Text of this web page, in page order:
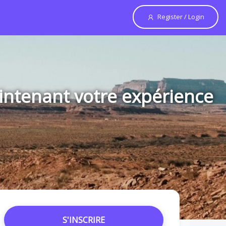
Register / Login
votre expérience
S'INSCRIRE